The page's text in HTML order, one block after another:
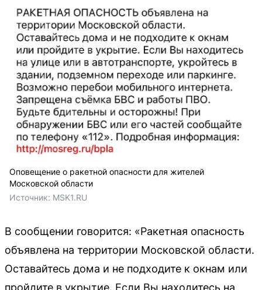
Оповещение о ракетной опасности для жителей
Московской области
Источник: MSK1.RU
В сообщении говорится: «Ракетная опасность
объявлена на территории Московской области.
Оставайтесь дома и не подходите к окнам или